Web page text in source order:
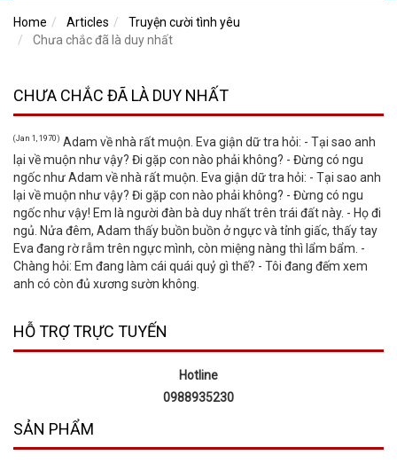
Home Articles
Truyện cười tình yêu
Chưa chắc đã là duy nhất
CHƯA CHẮC ĐÃ LÀ DUY NHẤT
(Jan 1, 1970) Adam về nhà rất muộn. Eva giận dữ tra hỏi: - Tại sao anh
lại về muộn như vậy? Đi gặp con nào phải không? - Đừng có ngu
ngốc như Adam về nhà rất muộn. Eva giận dữ tra hỏi: - Tại sao anh
lại về muộn như vậy? Đi gặp con nào phải không? - Đừng có ngu
ngốc như vậy! Em là người đàn bà duy nhất trên trái đất này. - Họ đi
ngủ. Nửa đêm, Adam thấy buồn buồn ở ngực và tỉnh giấc, thấy tay
Eva đang rờ rẫm trên ngực mình, còn miệng nàng thì lẩm bẩm. -
Chàng hỏi: Em đang làm cái quái quỷ gì thế? - Tôi đang đếm xem
anh có còn đủ xương sườn không.
HỖ TRỢ TRỰC TUYẾN
Hotline
0988935230
SẢN PHẨM